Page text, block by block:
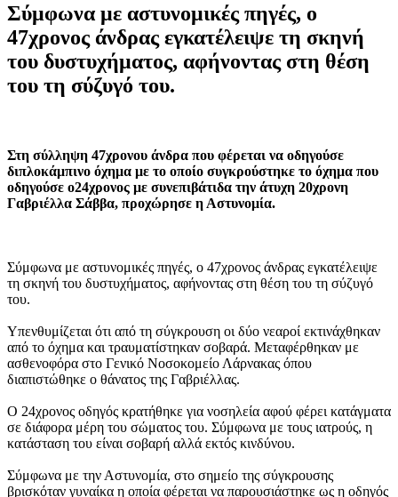
Σύμφωνα με αστυνομικές πηγές, ο
47χρονος άνδρας εγκατέλειψε τη σκηνή
του δυστυχήματος, αφήνοντας στη θέση
του τη σύζυγό του.
Στη σύλληψη 47χρονου άνδρα που φέρεται να οδηγούσε
διπλοκάμπινο όχημα με το οποίο συγκρούστηκε το όχημα που
οδηγούσε ο24χρονος με συνεπιβάτιδα την άτυχη 20χρονη
Γαβριέλλα Σάββα, προχώρησε η Αστυνομία.
Σύμφωνα με αστυνομικές πηγές, ο 47χρονος άνδρας εγκατέλειψε
τη σκηνή του δυστυχήματος, αφήνοντας στη θέση του τη σύζυγό
του.
Υπενθυμίζεται ότι από τη σύγκρουση οι δύο νεαροί εκτινάχθηκαν
από το όχημα και τραυματίστηκαν σοβαρά. Μεταφέρθηκαν με
ασθενοφόρα στο Γενικό Νοσοκομείο Λάρνακας όπου
διαπιστώθηκε ο θάνατος της Γαβριέλλας.
Ο 24χρονος οδηγός κρατήθηκε για νοσηλεία αφού φέρει κατάγματα
σε διάφορα μέρη του σώματος του. Σύμφωνα με τους ιατρούς, η
κατάσταση του είναι σοβαρή αλλά εκτός κινδύνου.
Σύμφωνα με την Αστυνομία, στο σημείο της σύγκρουσης
βρισκόταν γυναίκα η οποία φέρεται να παρουσιάστηκε ως η οδηγός